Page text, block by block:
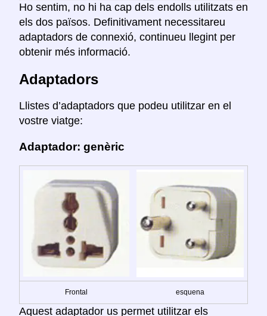
Ho sentim, no hi ha cap dels endolls utilitzats en
els dos països. Definitivament necessitareu
adaptadors de connexió, continueu llegint per
obtenir més informació.
Adaptadors
Llistes d’adaptadors que podeu utilitzar en el
vostre viatge:
Adaptador: genèric
Frontal esquena
Aquest adaptador us permet utilitzar els